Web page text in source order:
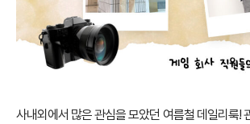
사내외에서 많은 관심을 모았던 여름철 데일리룩!